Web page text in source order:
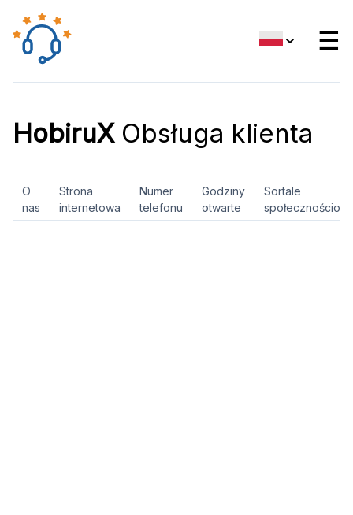
☰
HobiruXObsługa klienta
O
nas
Strona
internetowa
Numer
telefonu
Godziny
otwarte
Sortale